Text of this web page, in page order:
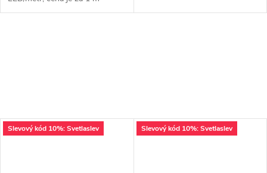
Slevový kód 10%: Svetlaslev Slevový kód 10%: Svetlaslev